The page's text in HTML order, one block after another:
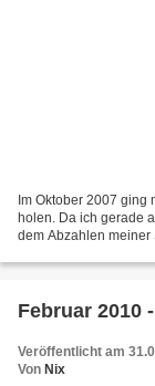
Im Oktober 2007 ging
holen. Da ich gerade
dem Abzahlen
Februar 2010
Veröffentlicht am
Von Nix